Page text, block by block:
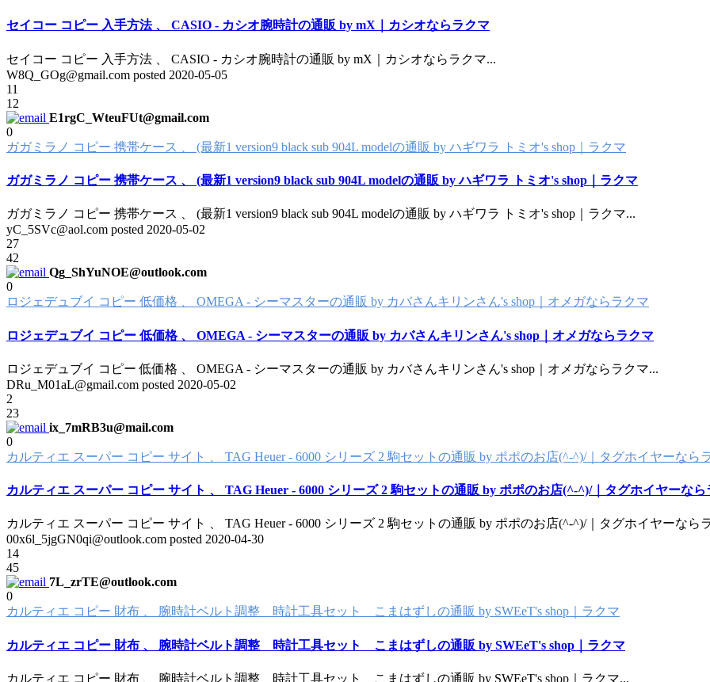
セイコー コピー 入手方法 、 CASIO - カシオ腕時計の通販 by mX｜カシオならラクマ
セイコー コピー 入手方法 、 CASIO - カシオ腕時計の通販 by mX｜カシオならラクマ...
W8Q_GOg@gmail.com posted 2020-05-05
11
12
E1rgC_WteuFUt@gmail.com
0
ガガミラノ コピー 携帯ケース 、 (最新1 version9 black sub 904L modelの通販 by ハギワラ トミオ's shop｜ラクマ
ガガミラノ コピー 携帯ケース 、 (最新1 version9 black sub 904L modelの通販 by ハギワラ トミオ's shop｜ラクマ
ガガミラノ コピー 携帯ケース 、 (最新1 version9 black sub 904L modelの通販 by ハギワラ トミオ's shop｜ラクマ...
yC_5SVc@aol.com posted 2020-05-02
27
42
Qg_ShYuNOE@outlook.com
0
ロジェデュブイ コピー 低価格 、 OMEGA - シーマスターの通販 by カバさんキリンさん's shop｜オメガならラクマ
ロジェデュブイ コピー 低価格 、 OMEGA - シーマスターの通販 by カバさんキリンさん's shop｜オメガならラクマ
ロジェデュブイ コピー 低価格 、 OMEGA - シーマスターの通販 by カバさんキリンさん's shop｜オメガならラクマ...
DRu_M01aL@gmail.com posted 2020-05-02
2
23
ix_7mRB3u@mail.com
0
カルティエ スーパー コピー サイト 、 TAG Heuer - 6000 シリーズ 2 駒セットの通販 by ポポのお店(^-^)/｜タグホイヤーなら
カルティエ スーパー コピー サイト 、 TAG Heuer - 6000 シリーズ 2 駒セットの通販 by ポポのお店(^-^)/｜タグホイヤーなら
カルティエ スーパー コピー サイト 、 TAG Heuer - 6000 シリーズ 2 駒セットの通販 by ポポのお店(^-^)/｜タグホイヤーなら
00x6l_5jgGN0qi@outlook.com posted 2020-04-30
14
45
7L_zrTE@outlook.com
0
カルティエ コピー 財布 、 腕時計ベルト調整 時計工具セット こまはずしの通販 by SWEeT's shop｜ラクマ
カルティエ コピー 財布 、 腕時計ベルト調整 時計工具セット こまはずしの通販 by SWEeT's shop｜ラクマ
カルティエ コピー 財布 、 腕時計ベルト調整 時計工具セット こまはずしの通販 by SWEeT's shop｜ラクマ...